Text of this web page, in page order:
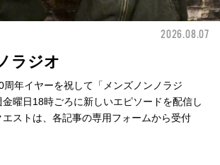
2026.08.07
ラジオ
周年イヤーを祝して「メンズノンノラジ
曜日18時ごろに新しいエピソードを配信し
エストは、各記事の専用フォームから受付